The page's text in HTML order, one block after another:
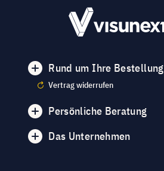
Rund um Ihre Bestellung
Vertrag widerrufen
Persönliche Beratung
Das Unternehmen